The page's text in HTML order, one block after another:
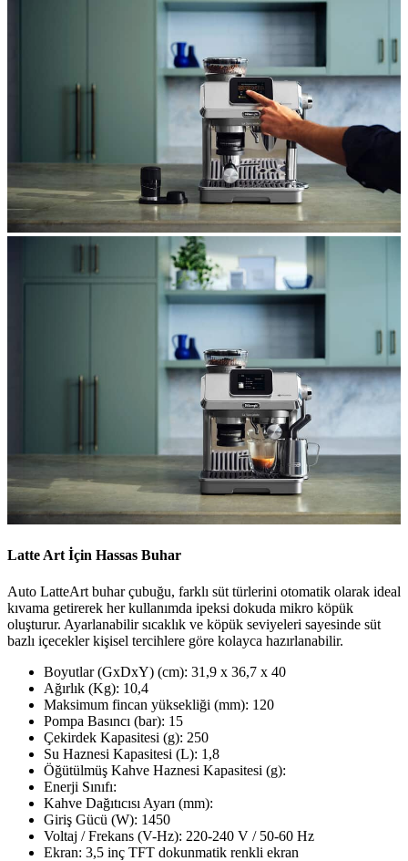
Latte Art İçin Hassas Buhar
Auto LatteArt buhar çubuğu, farklı süt türlerini otomatik olarak ideal
kıvama getirerek her kullanımda ipeksi dokuda mikro köpük
oluşturur. Ayarlanabilir sıcaklık ve köpük seviyeleri sayesinde süt
bazlı içecekler kişisel tercihlere göre kolayca hazırlanabilir.
Boyutlar (GxDxY) (cm): 31,9 x 36,7 x 40
Ağırlık (Kg): 10,4
Maksimum fincan yüksekliği (mm): 120
Pompa Basıncı (bar): 15
Çekirdek Kapasitesi (g): 250
Su Haznesi Kapasitesi (L): 1,8
Öğütülmüş Kahve Haznesi Kapasitesi (g):
Enerji Sınıfı:
Kahve Dağıtıcısı Ayarı (mm):
Giriş Gücü (W): 1450
Voltaj / Frekans (V-Hz): 220-240 V / 50-60 Hz
Ekran: 3,5 inç TFT dokunmatik renkli ekran